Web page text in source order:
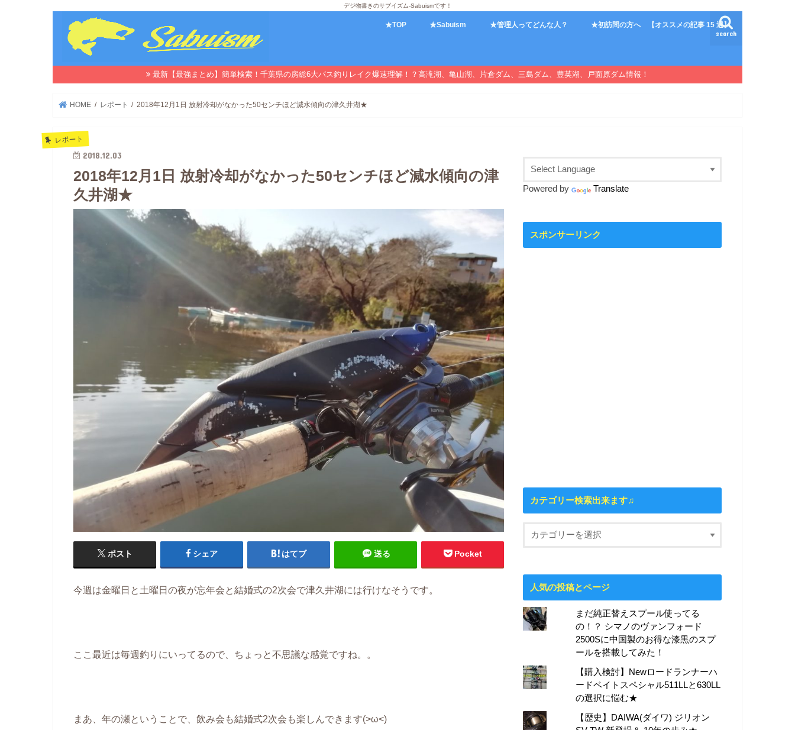
デジ物書きのサブイズム-Sabuismです！
search
★TOP ★Sabuism ★管理人ってどんな人？ ★初訪問の方へ 【オススメの記事 15 選】
最新【最強まとめ】簡単検索！千葉県の房総6大バス釣りレイク爆速理解！？高滝湖、亀山湖、片倉ダム、三島ダム、豊英湖、戸面原ダム情報！
HOME レポート 2018年12月1日 放射冷却がなかった50センチほど減水傾向の津久井湖★
レポート
2018.12.03
2018年12月1日 放射冷却がなかった50センチほど減水傾向の津
久井湖★
ポスト シェア はてブ 送る Pocket
今週は金曜日と土曜日の夜が忘年会と結婚式の2次会で津久井湖には行けなそうです。
ここ最近は毎週釣りにいってるので、ちょっと不思議な感覚ですね。。
まあ、年の瀬ということで、飲み会も結婚式2次会も楽しんできます(>ω<)
Powered by Translate
スポンサーリンク
カテゴリー検索出来ます♫
人気の投稿とページ
まだ純正替えスプール使ってる
の！？ シマノのヴァンフォード
2500Sに中国製のお得な漆黒のスプ
ールを搭載してみた！
【購入検討】Newロードランナーハ
ードベイトスペシャル511LLと630LL
の選択に悩む★
【歴史】DAIWA(ダイワ) ジリオン